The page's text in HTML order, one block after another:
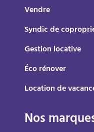
Vendre
Syndic de
Gestion locative
Éco rénover
Location de
Nos